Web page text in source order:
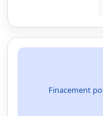
Finacement